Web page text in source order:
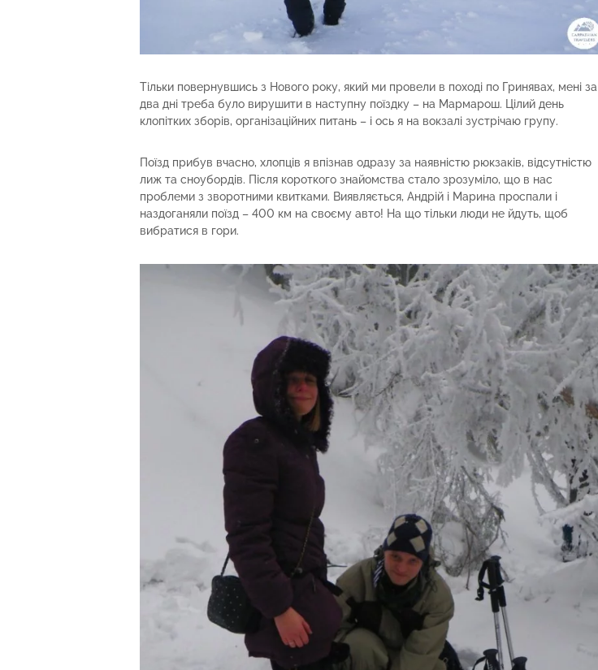
Тільки повернувшись з Нового року, який ми провели в поході по Гринявах, мені за
два дні треба було вирушити в наступну поїздку – на Мармарош. Цілий день
клопітких зборів, організаційних питань – і ось я на вокзалі зустрічаю групу.
Поїзд прибув вчасно, хлопців я впізнав одразу за наявністю рюкзаків, відсутністю
лиж та сноубордів. Після короткого знайомства стало зрозуміло, що в нас
проблеми з зворотними квитками. Виявляється, Андрій і Марина проспали і
наздоганяли поїзд – 400 км на своєму авто! На що тільки люди не йдуть, щоб
вибратися в гори.